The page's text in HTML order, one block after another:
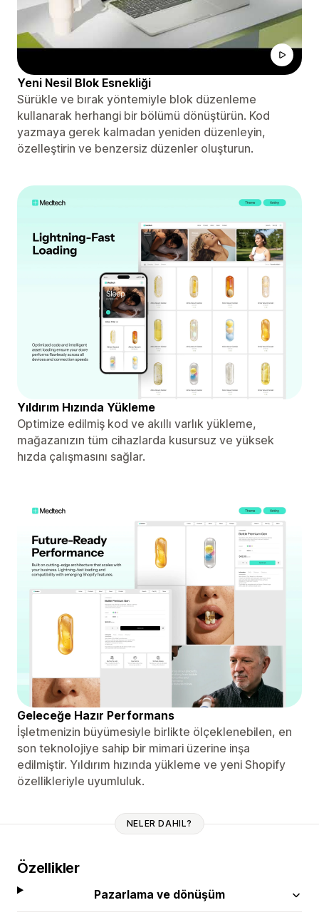
Yeni Nesil Blok Esnekliği
Sürükle ve bırak yöntemiyle blok düzenleme
kullanarak herhangi bir bölümü dönüştürün. Kod
yazmaya gerek kalmadan yeniden düzenleyin,
özelleştirin ve benzersiz düzenler oluşturun.
Yıldırım Hızında Yükleme
Optimize edilmiş kod ve akıllı varlık yükleme,
mağazanızın tüm cihazlarda kusursuz ve yüksek
hızda çalışmasını sağlar.
Geleceğe Hazır Performans
İşletmenizin büyümesiyle birlikte ölçeklenebilen, en
son teknolojiye sahip bir mimari üzerine inşa
edilmiştir. Yıldırım hızında yükleme ve yeni Shopify
özellikleriyle uyumluluk.
NELER DAHIL?
Özellikler
Pazarlama ve dönüşüm